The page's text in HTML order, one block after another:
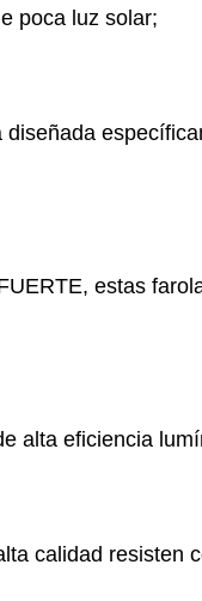
poca luz solar;
estas
alta eficiencia
calidad resisten